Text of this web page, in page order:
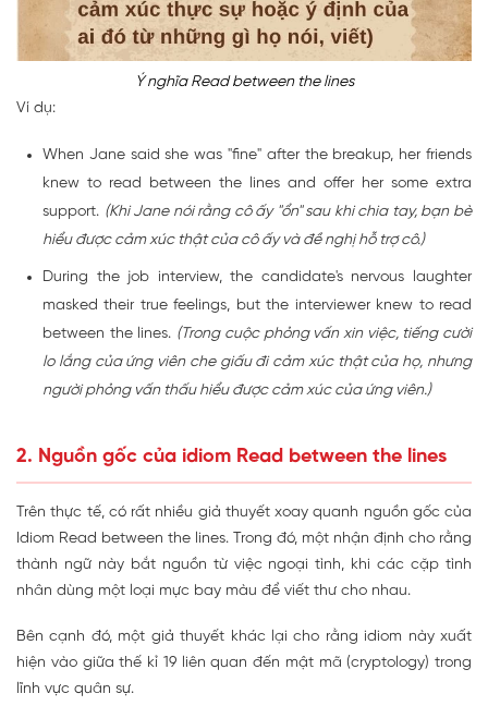
Ý nghĩa Read between the lines
Ví dụ:
When Jane said she was "fine" after the breakup, her friends
knew to read between the lines and offer her some extra
support. (Khi Jane nói rằng cô ấy "ổn" sau khi chia tay, bạn bè
hiểu được cảm xúc thật của cô ấy và đề nghị hỗ trợ cô.)
During the job interview, the candidate's nervous laughter
masked their true feelings, but the interviewer knew to read
between the lines. (Trong cuộc phỏng vấn xin việc, tiếng cười
lo lắng của ứng viên che giấu đi cảm xúc thật của họ, nhưng
người phỏng vấn thấu hiểu được cảm xúc của ứng viên.)
2. Nguồn gốc của idiom Read between the lines
Trên thực tế, có rất nhiều giả thuyết xoay quanh nguồn gốc của
Idiom Read between the lines. Trong đó, một nhận định cho rằng
thành ngữ này bắt nguồn từ việc ngoại tình, khi các cặp tình
nhân dùng một loại mực bay màu để viết thư cho nhau.
Bên cạnh đó, một giả thuyết khác lại cho rằng idiom này xuất
hiện vào giữa thế kỉ 19 liên quan đến mật mã (cryptology) trong
lĩnh vực quân sự.